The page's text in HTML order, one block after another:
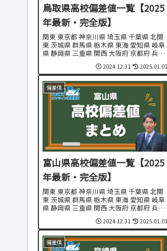
鳥取県高校偏差値一覧【2025
年最新・完全版】
関東 東京都 神奈川県 埼玉県 千葉県 北関
東 茨城県 群馬県 栃木県 東海 愛知県 岐阜
県 静岡県 三重県 関西 大阪府 京都府 兵庫
県 奈良県 滋賀県 和歌山県 東北・北海道
北海道 青森県 秋田県 岩手県 山形県 宮城
県 福島県 九州...
2024.12.31 2025.01.01
偏差値
富山県高校偏差値一覧【2025
年最新・完全版】
関東 東京都 神奈川県 埼玉県 千葉県 北関
東 茨城県 群馬県 栃木県 東海 愛知県 岐阜
県 静岡県 三重県 関西 大阪府 京都府 兵庫
県 奈良県 滋賀県 和歌山県 東北・北海道
北海道 青森県 秋田県 岩手県 山形県 宮城
県 福島県 九州...
2024.12.31 2025.01.01
偏差値